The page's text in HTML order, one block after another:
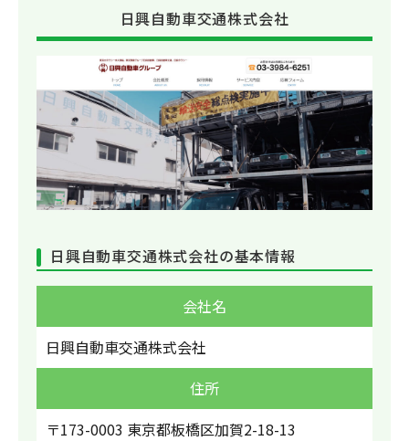
日興自動車交通株式会社
日興自動車交通株式会社の基本情報
会社名
日興自動車交通株式会社
住所
〒173-0003 東京都板橋区加賀2-18-13